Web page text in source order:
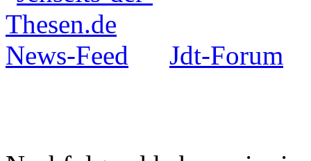
Jdt-Forum